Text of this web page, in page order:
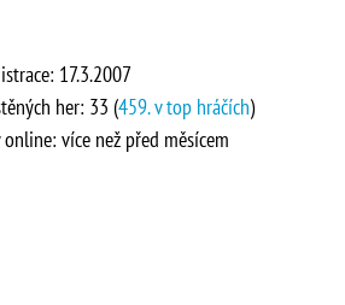
17.3.2007
her: 33 (459. v top hráčích)
online: více než před měsícem